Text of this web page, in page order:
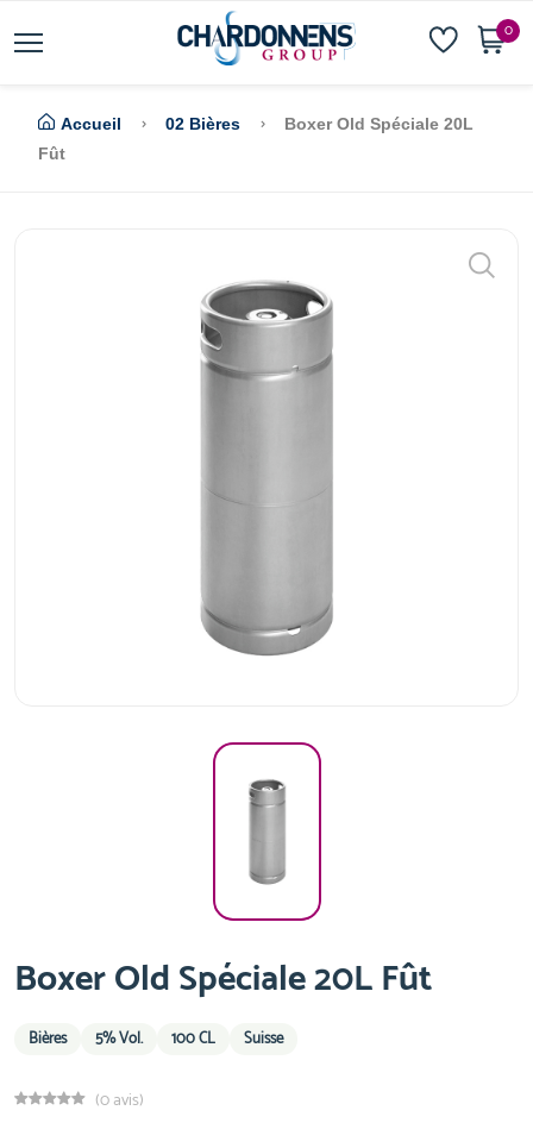
0
Accueil 02 Bières
Boxer Old Spéciale 20L
Fût
Boxer Old Spéciale 20L Fût
Bières 5% Vol. 100 CL Suisse
(0 avis)